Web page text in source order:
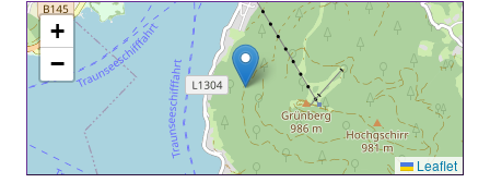
+
−
Leaflet